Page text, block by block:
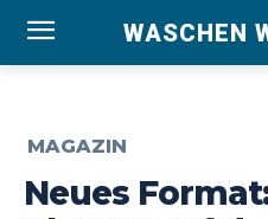
WASCHEN
MAGAZIN
Neues